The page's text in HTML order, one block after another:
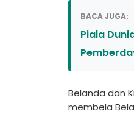
BACA JUGA:
Piala
Belanda dan
membela